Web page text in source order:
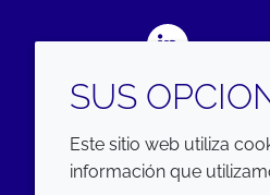
SUS
Este sitio web utiliza
información que